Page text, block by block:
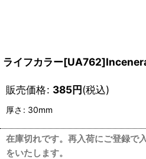
ライフカラー
販売価格: 385円(税込)
厚さ : 30mm
在庫切れです。再入荷にご登録で
をいたします。